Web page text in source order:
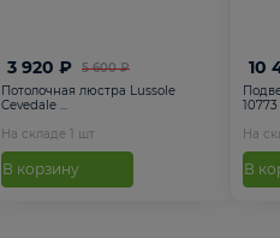
5 600 ₽
3 920 ₽
Потолочная люстра Lussole
Cevedale ...
На складе 1 шт
В корзину
10
10773
На
В